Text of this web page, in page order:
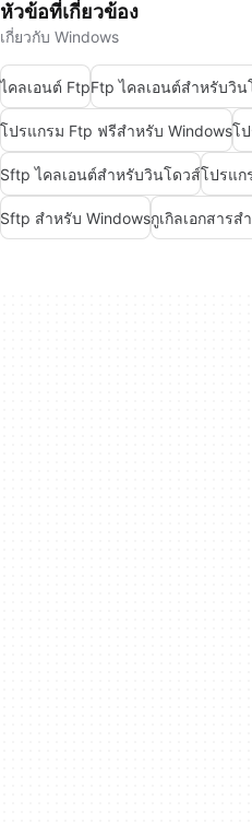
หัวข้อที่เกี่ยวข้อง
เกี่ยวกับ Windows
ไคลเอนต์ FtpFtp ไคลเอนต์สำหรับวิน
โปรแกรม Ftp ฟรีสำหรับ Windowsโ
Sftp ไคลเอนต์สำหรับวินโดวส์โปรแก
Sftp สำหรับ Windowsกูเกิลเอกสาร